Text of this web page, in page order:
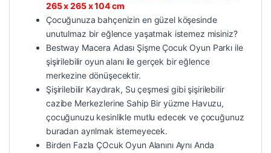
265 x 265 x 104 cm
Çocuğunuza bahçenizin en güzel köşesinde
unutulmaz bir eğlence yaşatmak istemez misiniz?
Bestway Macera Adası Şişme Çocuk Oyun Parkı ile
şişirilebilir oyun alanı ile gerçek bir eğlence
merkezine dönüşecektir.
Şişirilebilir Kaydırak, Su çeşmesi gibi şişirilebilir
cazibe Merkezlerine Sahip Bir yüzme Havuzu,
çocuğunuzu kesinlikle mutlu edecek ve çocuğunuz
buradan ayrılmak istemeyecek.
Birden Fazla ÇOcuk Oyun Alanını Aynı Anda